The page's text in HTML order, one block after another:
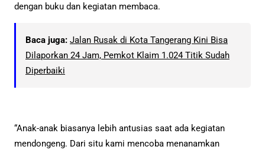
dengan buku dan kegiatan membaca.
Baca juga: Jalan Rusak di Kota Tangerang Kini Bisa
Dilaporkan 24 Jam, Pemkot Klaim 1.024 Titik Sudah
Diperbaiki
“Anak-anak biasanya lebih antusias saat ada kegiatan
mendongeng. Dari situ kami mencoba menanamkan